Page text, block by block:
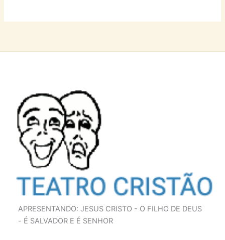
APRESENTANDO: JESUS CRISTO - O FILHO DE DEUS
- É SALVADOR E É SENHOR